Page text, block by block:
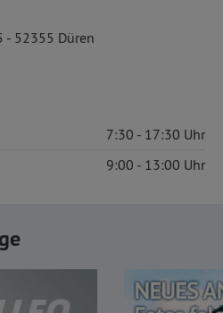
- 52355 Düren
7:30 17:30
9:00 13:00